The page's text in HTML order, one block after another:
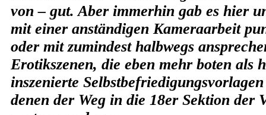
von – gut. Aber immerhin gab es hier
mit einer anständigen Kameraarbeit
oder mit zumindest halbwegs
Erotikszenen, die eben mehr boten als
inszenierte
denen der Weg in die 18er Sektion der